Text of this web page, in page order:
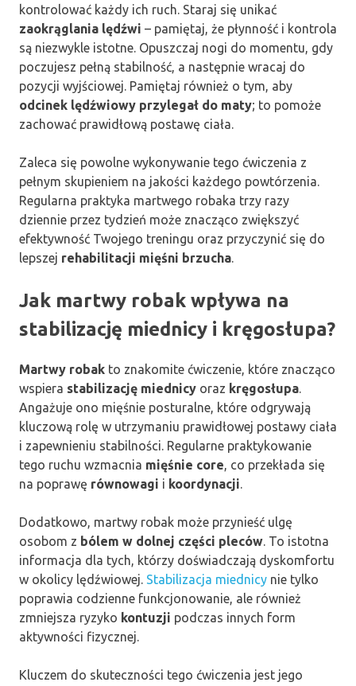
kontrolować każdy ich ruch. Staraj się unikać
zaokrąglania lędźwi – pamiętaj, że płynność i kontrola
są niezwykle istotne. Opuszczaj nogi do momentu, gdy
poczujesz pełną stabilność, a następnie wracaj do
pozycji wyjściowej. Pamiętaj również o tym, aby
odcinek lędźwiowy przylegał do maty; to pomoże
zachować prawidłową postawę ciała.
Zaleca się powolne wykonywanie tego ćwiczenia z
pełnym skupieniem na jakości każdego powtórzenia.
Regularna praktyka martwego robaka trzy razy
dziennie przez tydzień może znacząco zwiększyć
efektywność Twojego treningu oraz przyczynić się do
lepszej rehabilitacji mięśni brzucha.
Jak martwy robak wpływa na
stabilizację miednicy i kręgosłupa?
Martwy robak to znakomite ćwiczenie, które znacząco
wspiera stabilizację miednicy oraz kręgosłupa.
Angażuje ono mięśnie posturalne, które odgrywają
kluczową rolę w utrzymaniu prawidłowej postawy ciała
i zapewnieniu stabilności. Regularne praktykowanie
tego ruchu wzmacnia mięśnie core, co przekłada się
na poprawę równowagi i koordynacji.
Dodatkowo, martwy robak może przynieść ulgę
osobom z bólem w dolnej części pleców. To istotna
informacja dla tych, którzy doświadczają dyskomfortu
w okolicy lędźwiowej. Stabilizacja miednicy nie tylko
poprawia codzienne funkcjonowanie, ale również
zmniejsza ryzyko kontuzji podczas innych form
aktywności fizycznej.
Kluczem do skuteczności tego ćwiczenia jest jego